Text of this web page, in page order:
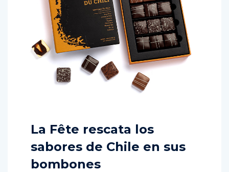
La Fête rescata los
sabores de Chile en sus
bombones